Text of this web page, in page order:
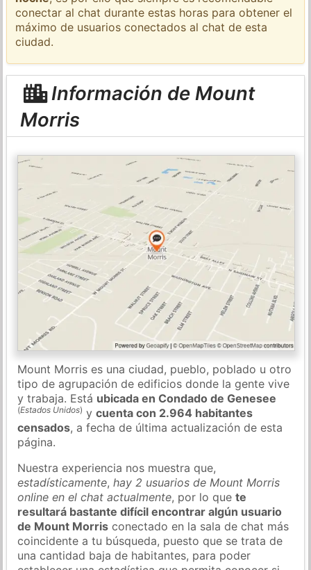
conectar al chat durante estas horas para obtener el
máximo de usuarios conectados al chat de esta
ciudad.
Información de Mount
Morris
Mount Morris es una ciudad, pueblo, poblado u otro
tipo de agrupación de edificios donde la gente vive
y trabaja. Está ubicada en Condado de Genesee
(Estados Unidos) ycuenta con 2.964 habitantes
censados, a fecha de última actualización de esta
página.
Nuestra experiencia nos muestra que,
estadísticamente,hay 2 usuarios de Mount Morris
online en el chat actualmente, por lo quete
resultará bastante difícil encontrar algún usuario
de Mount Morris conectado en la sala de chat más
coincidente a tu búsqueda, puesto que se trata de
una cantidad baja de habitantes, para poder